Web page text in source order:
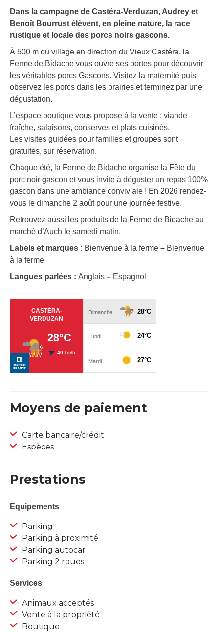
Dans la campagne de Castéra-Verduzan, Audrey et
Benoît Bourrust élèvent, en pleine nature, la race
rustique et locale des porcs noirs gascons.
À 500 m du village en direction du Vieux Castéra, la
Ferme de Bidache vous ouvre ses portes pour découvrir
les véritables porcs Gascons. Visitez la maternité puis
observez les porcs dans les prairies et terminez par une
dégustation.
L’espace boutique vous propose à la vente : viande
fraîche, salaisons, conserves et plats cuisinés.
Les visites guidées pour familles et groupes sont
gratuites, sur réservation.
Chaque été, la Ferme de Bidache organise la Fête du
porc noir gascon et vous invite à déguster un repas 100%
gascon dans une ambiance conviviale ! En 2026 rendez-
vous le dimanche 2 août pour une journée festive.
Retrouvez aussi les produits de la Ferme de Bidache au
marché d’Auch le samedi matin.
Labels et marques : Bienvenue à la ferme – Bienvenue
à la ferme
Langues parlées : Anglais – Espagnol
Moyens de paiement
Carte bancaire/crédit
Espèces
Prestations
Equipements
Parking
Parking à proximité
Parking autocar
Parking 2 roues
Services
Animaux acceptés
Vente à la propriété
Boutique